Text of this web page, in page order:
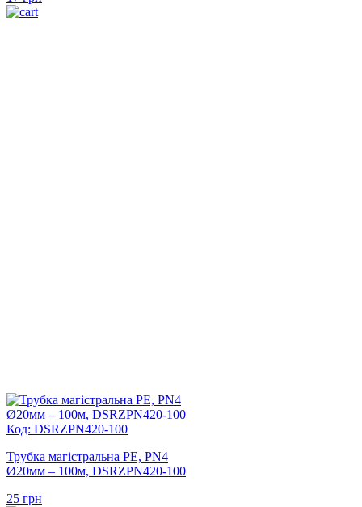
Код: DSRZPN420-100
Трубка магістральна PE, PN4
Ø20мм – 100м, DSRZPN420-100
25 грн